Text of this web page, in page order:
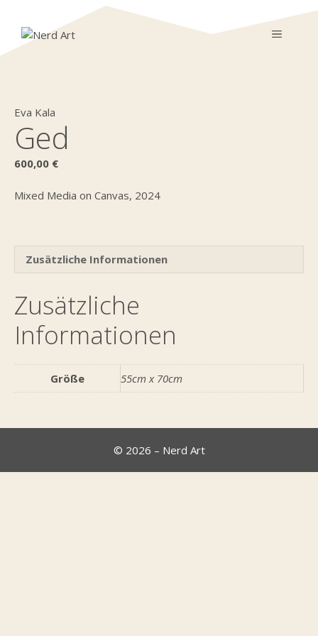
springen
MENÜ
Eva Kala
Ged
600,00 €
Mixed Media on Canvas, 2024
Zusätzliche Informationen
Zusätzliche
Informationen
Größe 55cm x 70cm
© 2026 – Nerd Art